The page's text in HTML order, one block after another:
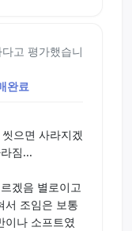
고 평가했습니
완료
으면 사라지겠
짐...
겠음 별로이고
서 조임은 보통
이나 소프트였